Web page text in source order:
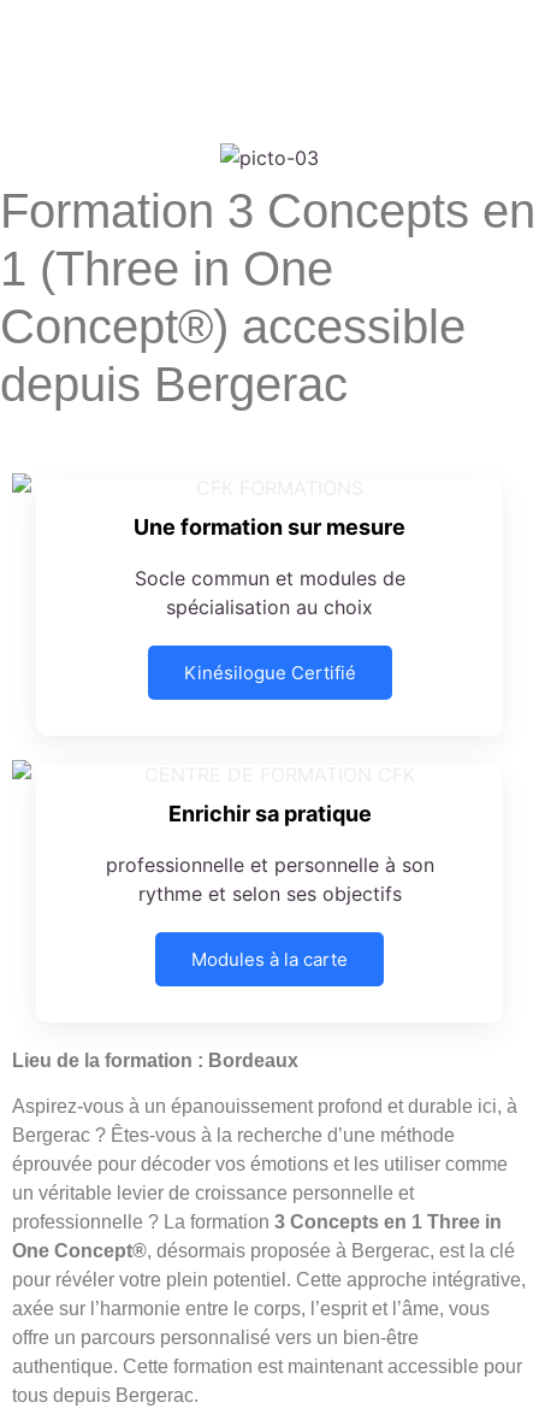
Formation 3 Concepts en
1 (Three in One
Concept®) accessible
depuis Bergerac
Une formation sur mesure
Socle commun et modules de
spécialisation au choix
Kinésilogue Certifié
Enrichir sa pratique
professionnelle et personnelle à son
rythme et selon ses objectifs
Modules à la carte
Lieu de la formation : Bordeaux
Aspirez-vous à un épanouissement profond et durable ici, à
Bergerac ? Êtes-vous à la recherche d’une méthode
éprouvée pour décoder vos émotions et les utiliser comme
un véritable levier de croissance personnelle et
professionnelle ? La formation 3 Concepts en 1 Three in
One Concept®, désormais proposée à Bergerac, est la clé
pour révéler votre plein potentiel. Cette approche intégrative,
axée sur l’harmonie entre le corps, l’esprit et l’âme, vous
offre un parcours personnalisé vers un bien-être
authentique. Cette formation est maintenant accessible pour
tous depuis Bergerac.